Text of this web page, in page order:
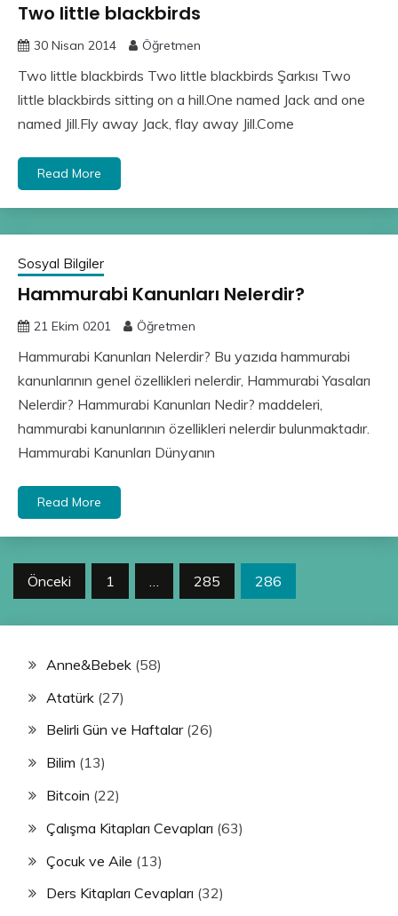
Two little blackbirds
30 Nisan 2014 Öğretmen
Two little blackbirds Two little blackbirds Şarkısı Two
little blackbirds sitting on a hill.One named Jack and one
named Jill.Fly away Jack, flay away Jill.Come
Read More
Sosyal Bilgiler
Hammurabi Kanunları Nelerdir?
21 Ekim 0201 Öğretmen
Hammurabi Kanunları Nelerdir? Bu yazıda hammurabi
kanunlarının genel özellikleri nelerdir, Hammurabi Yasaları
Nelerdir? Hammurabi Kanunları Nedir? maddeleri,
hammurabi kanunlarının özellikleri nelerdir bulunmaktadır.
Hammurabi Kanunları Dünyanın
Read More
Yazı
Önceki 1 … 285 286
Anne&Bebek (58)
Atatürk (27)
Belirli Gün ve Haftalar(26)
Bilim (13)
Bitcoin (22)
Çalışma Kitapları Cevapları (63)
Çocuk ve Aile (13)
Ders Kitapları Cevapları (32)